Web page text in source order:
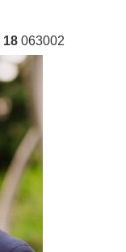
18 063002